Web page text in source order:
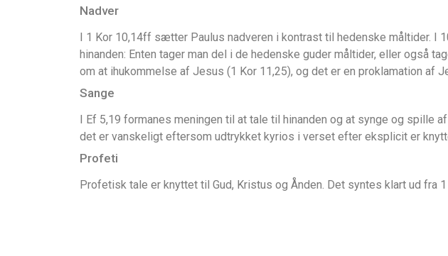
Nadver
I 1 Kor 10,14ff sætter Paulus nadveren i kontrast til hedenske måltider. I
hinanden: Enten tager man del i de hedenske guder måltider, eller også
om at ihukommelse af Jesus (1 Kor 11,25), og det er en proklamation af
Sange
I Ef 5,19 formanes meningen til at tale til hinanden og at synge og spille
det er vanskeligt eftersom udtrykket kyrios i verset efter eksplicit er
Profeti
Profetisk tale er knyttet til Gud, Kristus og Ånden. Det syntes klart ud fra